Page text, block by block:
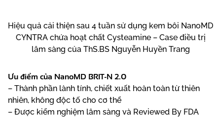
Hiệu quả cải thiện sau 4 tuần sử dụng kem bôi NanoMD
CYNTRAchứa hoạt chất Cysteamine– Case điều trị
lâm sàng của ThS.BS Nguyễn Huyền Trang
Ưu điểm của NanoMD BRIT-N 2.0
– Thành phần lành tính, chiết xuất hoàn toàn từ thiên
nhiên, không độc tố cho cơ thể
– Được kiểm nghiệm lâm sàng và Reviewed By FDA